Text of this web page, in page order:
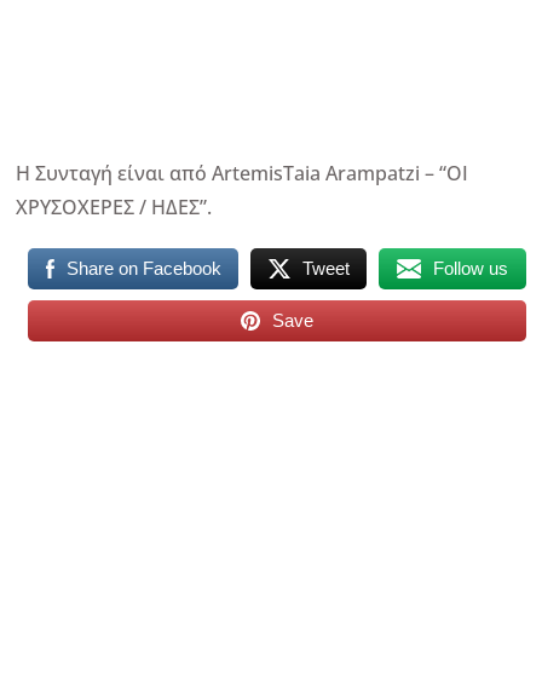
Η Συνταγή είναι από ArtemisTaia Arampatzi – “ΟΙ
ΧΡΥΣΟΧΕΡΕΣ / ΗΔΕΣ”.
Share on Facebook Tweet Follow us
Save